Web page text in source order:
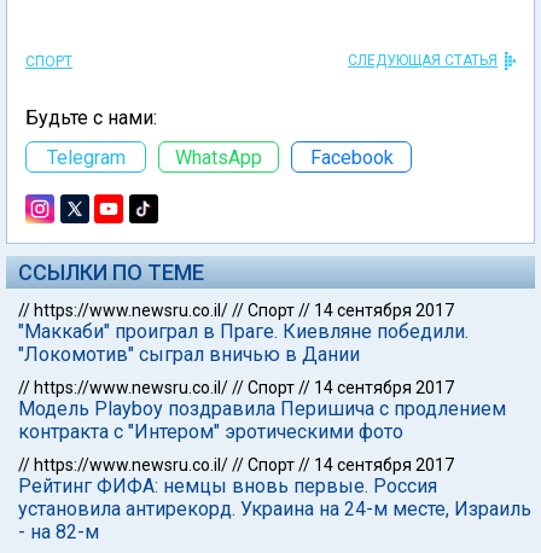
СПОРТ СЛЕДУЮЩАЯ СТАТЬЯ
Будьте с нами:
Telegram
WhatsApp Facebook
ССЫЛКИ ПО ТЕМЕ
// https://www.newsru.co.il///Спорт// 14 сентября 2017
"Маккаби" проиграл в Праге. Киевляне победили.
"Локомотив" сыграл вничью в Дании
// https://www.newsru.co.il///Спорт// 14 сентября 2017
Модель Playboy поздравила Перишича с продлением
контракта с "Интером" эротическими фото
// https://www.newsru.co.il///Спорт// 14 сентября 2017
Рейтинг ФИФА: немцы вновь первые. Россия
установила антирекорд. Украина на 24-м месте, Израиль
- на 82-м